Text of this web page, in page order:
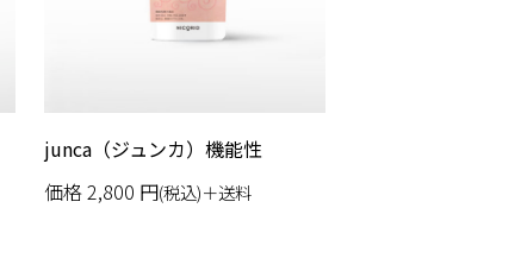
junca（ジュンカ）機能性
価格2,800 円(税込)＋送料